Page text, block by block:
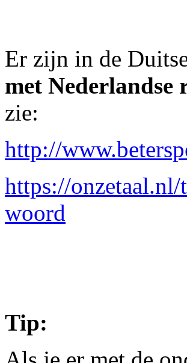
Er zijn in de
met Nederlandse
zie:
http://
https://
woord
Tip: